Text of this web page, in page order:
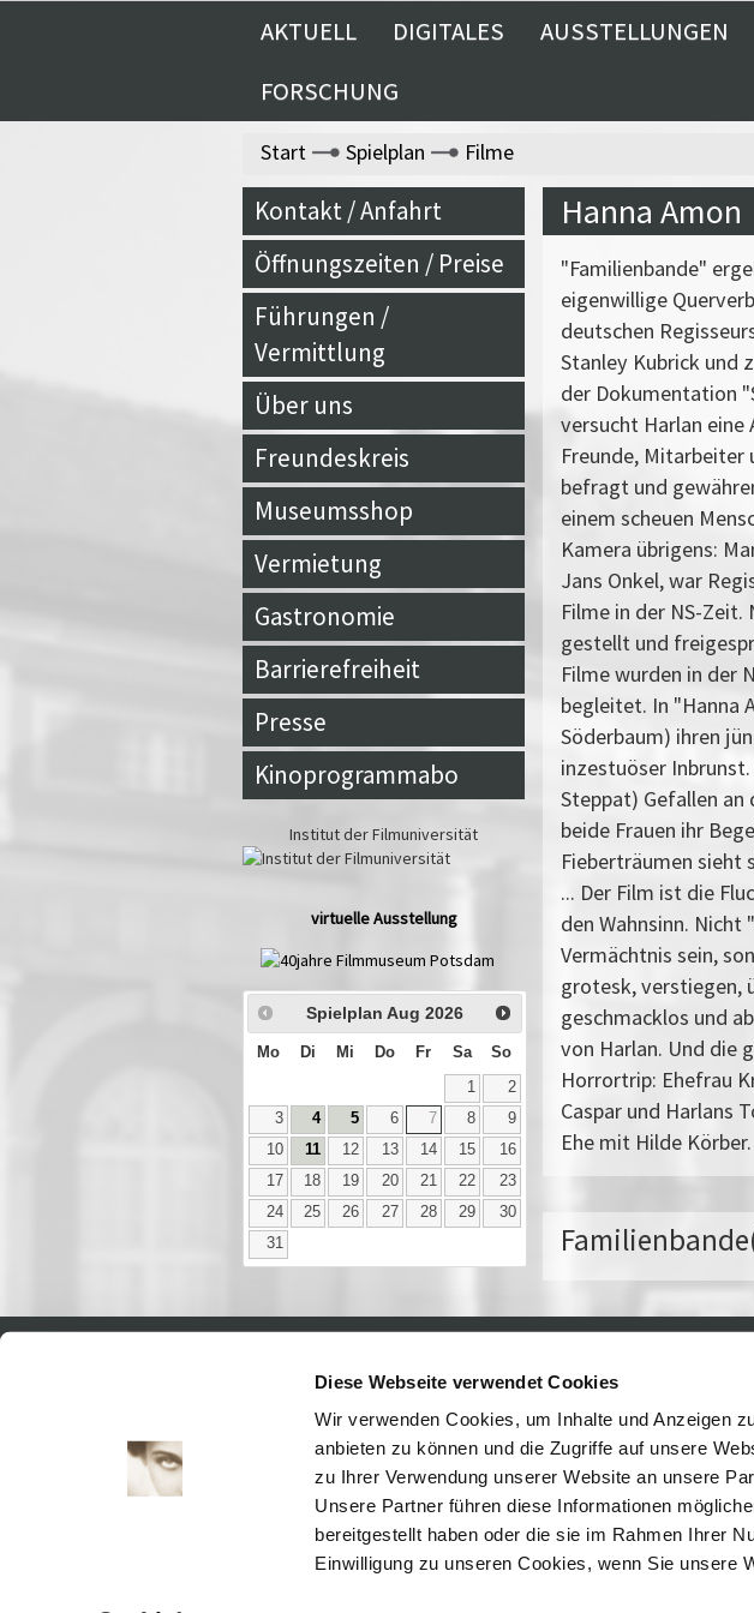
Diese Webseite verwendet Cookies
Wir verwenden Cookies, um Inhalte und Anzeigen
anbieten zu können und die Zugriffe auf unsere
zu Ihrer Verwendung unserer Website an unsere
Unsere Partner führen diese Informationen
bereitgestellt haben oder die sie im Rahmen Ihrer
Einwilligung zu unseren Cookies, wenn Sie unsere
AKTUELL DIGITALES AUSSTELLUNGEN
FORSCHUNG
Start Spielplan Filme
Kontakt / Anfahrt
Öffnungszeiten / Preise
Führungen /
Vermittlung
Über uns
Freundeskreis
Museumsshop
Vermietung
Gastronomie
Barrierefreiheit
Presse
Kinoprogrammabo
Institut der Filmuniversität
virtuelle Ausstellung
Spielplan Aug 2026
Mo Di Mi Do Fr Sa So
1
2
3
4 5 6 7 8
9
10
11 12 13 14 15
16
17
18 19 20 21 22
23
24
25 26 27 28 29
30
31
Hanna Amon
"Familienbande"
eigenwillige
deutschen
Stanley Kubrick und
der Dokumentation
versucht Harlan eine
Freunde,
befragt und
einem scheuen
Kamera übrigens:
Jans Onkel, war
Filme in der NS-Zeit.
gestellt und
Filme wurden in der
begleitet. In "Hanna
Söderbaum) ihren
inzestuöser
Steppat) Gefallen
beide Frauen ihr
Fieberträumen sieht
... Der Film ist die
den Wahnsinn. Nicht
Vermächtnis sein,
grotesk, verstiegen,
geschmacklos und
von Harlan. Und die
Horrortrip: Ehefrau
Caspar und Harlans
Ehe mit Hilde Körber.
Aktuell
Digitales
Ausstellungen
Kino
Kino2online
Sammlungen
Forschung
Kontakt / Anfahrt
Öffnungszeiten /
Führungen /
Vermittlung
Über uns
Freundeskreis
Museumsshop
Vermietung